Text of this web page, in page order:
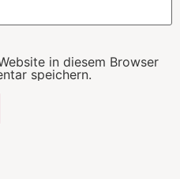
in diesem Browser
speichern.